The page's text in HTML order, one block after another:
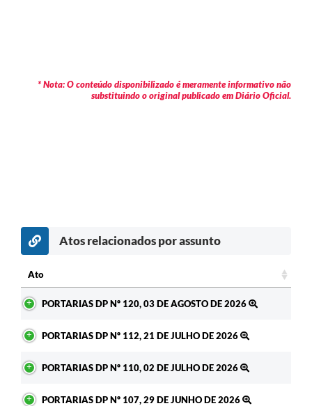
* Nota: O conteúdo disponibilizado é meramente informativo não
substituindo o original publicado em Diário Oficial.
Atos relacionados por assunto
Ato
PORTARIAS DP Nº 120, 03 DE AGOSTO DE 2026
PORTARIAS DP Nº 112, 21 DE JULHO DE 2026
PORTARIAS DP Nº 110, 02 DE JULHO DE 2026
PORTARIAS DP Nº 107, 29 DE JUNHO DE 2026